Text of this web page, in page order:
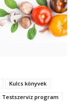
Kulcs könyvek
Testszerviz program